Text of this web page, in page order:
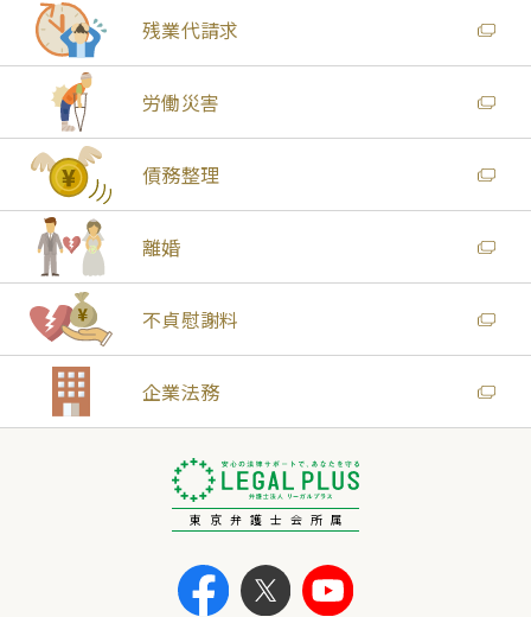
残業代請求
労働災害
債務整理
離婚
不貞慰謝料
企業法務
東京弁護士会所属